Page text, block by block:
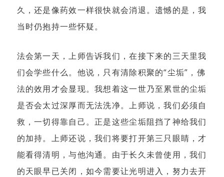
久，还是像药效一样很快就会消退。遗憾的是，我
当时仍抱持一些怀疑。
法会第一天，上师告诉我们，在接下来的三天里我
们会学些什么。他说，只有清除积聚的“尘垢”，佛
法的效用才会显现。我想着这一世乃至累世的尘垢
是否会太过深厚而无法洗净。上师说，我们必须自
救，一切得靠自己。正是这些尘垢阻挡了神给我们
的加持。上师还说，我们将要打开第三只眼睛，才
能看得清明，与他沟通。由于长久未曾使用，我们
的天眼早已关闭，如今需要让光明进入，努力去开